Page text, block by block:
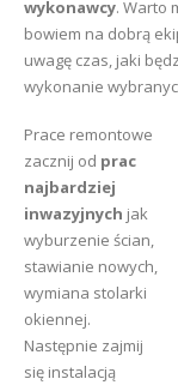
wykonawcy. Warto
bowiem na dobrą
uwagę czas, jaki
wykonanie
Prace remontowe
zacznij od prac
najbardziej
inwazyjnych jak
wyburzenie ścian,
stawianie nowych,
wymiana stolarki
okiennej.
Następnie zajmij
się instalacją